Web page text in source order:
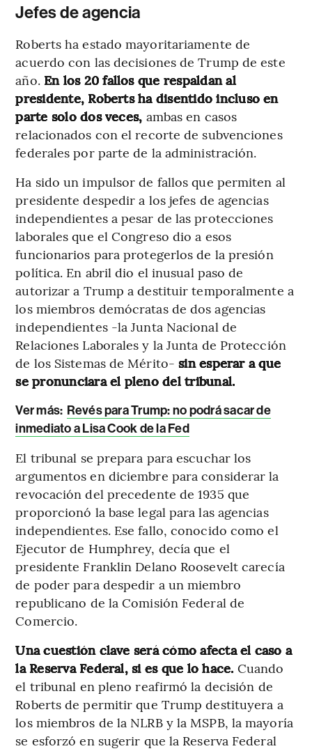
Jefes de agencia
Roberts ha estado mayoritariamente de
acuerdo con las decisiones de Trump de este
año. En los 20 fallos que respaldan al
presidente, Roberts ha disentido incluso en
parte solo dos veces, ambas en casos
relacionados con el recorte de subvenciones
federales por parte de la administración.
Ha sido un impulsor de fallos que permiten al
presidente despedir a los jefes de agencias
independientes a pesar de las protecciones
laborales que el Congreso dio a esos
funcionarios para protegerlos de la presión
política. En abril dio el inusual paso de
autorizar a Trump a destituir temporalmente a
los miembros demócratas de dos agencias
independientes -la Junta Nacional de
Relaciones Laborales y la Junta de Protección
de los Sistemas de Mérito-sin esperar a que
se pronunciara el pleno del tribunal.
Ver más: Revés para Trump: no podrá sacar de
inmediato a Lisa Cook de la Fed
El tribunal se prepara para escuchar los
argumentos en diciembre para considerar la
revocación del precedente de 1935 que
proporcionó la base legal para las agencias
independientes. Ese fallo, conocido como el
Ejecutor de Humphrey, decía que el
presidente Franklin Delano Roosevelt carecía
de poder para despedir a un miembro
republicano de la Comisión Federal de
Comercio.
Una cuestión clave será cómo afecta el caso a
la Reserva Federal, si es que lo hace. Cuando
el tribunal en pleno reafirmó la decisión de
Roberts de permitir que Trump destituyera a
los miembros de la NLRB y la MSPB, la mayoría
se esforzó en sugerir que la Reserva Federal